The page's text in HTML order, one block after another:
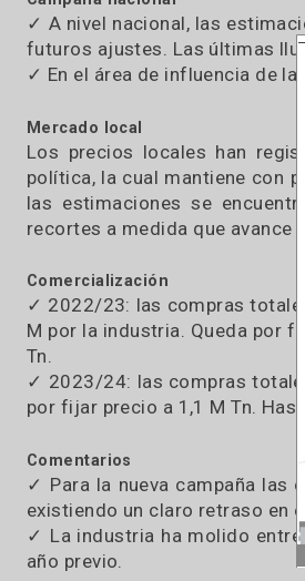
Para Argentina, en línea
envíos.
En cuanto a la
(+19,5% i.a). Al igual que
10 M Tn (+150% i.a). Así,
2022/23 al 4,9% para la
Campaña nacional
✓ A nivel nacional, las
futuros ajustes. Las
✓ En el área de influencia
Mercado local
Los precios locales han
política, la cual mantiene
las estimaciones se
recortes a medida que
Comercialización
✓ 2022/23: las compras